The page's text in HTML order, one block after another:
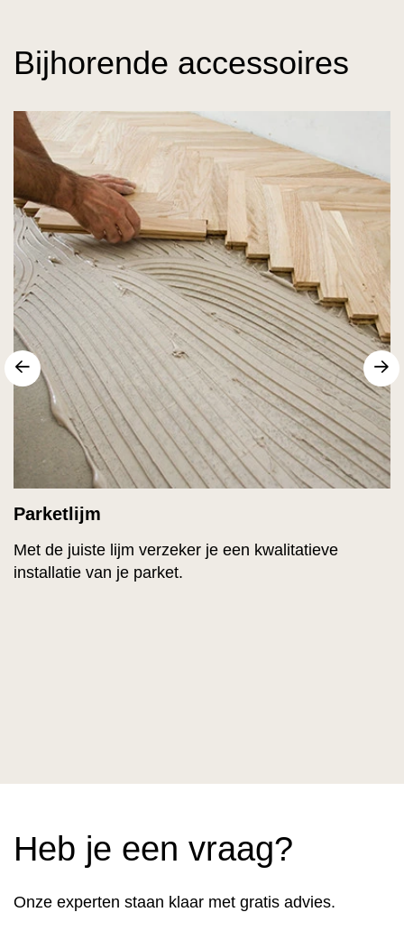
Bijhorende accessoires
Parketlijm
Met de juiste lijm verzeker je een kwalitatieve
installatie van je parket.
Vorige
Heb je een vraag?
Onze experten staan klaar met gratis advies.